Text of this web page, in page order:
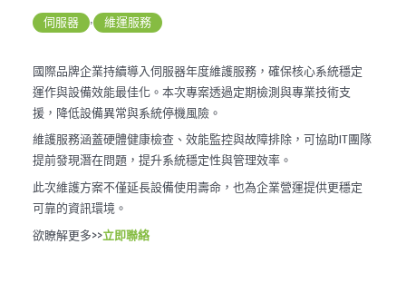
伺服器 , 維運服務
國際品牌企業持續導入伺服器年度維護服務，確保核心系統穩定
運作與設備效能最佳化。本次專案透過定期檢測與專業技術支
援，降低設備異常與系統停機風險。
維護服務涵蓋硬體健康檢查、效能監控與故障排除，可協助IT團隊
提前發現潛在問題，提升系統穩定性與管理效率。
此次維護方案不僅延長設備使用壽命，也為企業營運提供更穩定
可靠的資訊環境。
欲瞭解更多>>立即聯絡